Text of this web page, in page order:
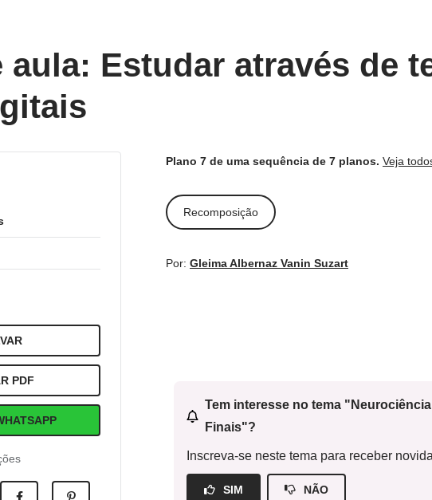
aula: Estudar através de
PDF
Plano 7 de uma sequência de 7 planos. Veja
Recomposição
Por: Gleima Albernaz Vanin Suzart
Tem interesse no tema
Finais"?
Inscreva-se neste tema para receber
SIM NÃO